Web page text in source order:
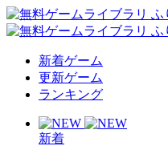
新着ゲーム
更新ゲーム
ランキング
新着